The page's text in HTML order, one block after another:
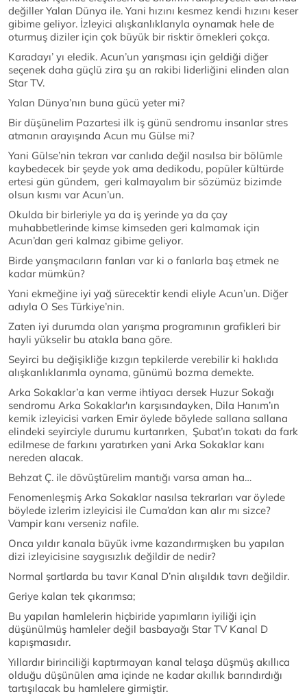
değiller Yalan Dünya ile. Yani hızını kesmez kendi hızını keser
gibime geliyor. İzleyici alışkanlıklarıyla oynamak hele de
oturmuş diziler için çok büyük bir risktir örnekleri çokça.
Karadayı’ yı eledik. Acun’un yarışması için geldiği diğer
seçenek daha güçlü zira şu an rakibi liderliğini elinden alan
Star TV.
Yalan Dünya’nın buna gücü yeter mi?
Bir düşünelim Pazartesi ilk iş günü sendromu insanlar stres
atmanın arayışında Acun mu Gülse mi?
Yani Gülse’nin tekrarı var canlıda değil nasılsa bir bölümle
kaybedecek bir şeyde yok ama dedikodu, popüler kültürde
ertesi gün gündem, geri kalmayalım bir sözümüz bizimde
olsun kısmı var Acun’un.
Okulda bir birleriyle ya da iş yerinde ya da çay
muhabbetlerinde kimse kimseden geri kalmamak için
Acun’dan geri kalmaz gibime geliyor.
Birde yarışmacıların fanları var ki o fanlarla baş etmek ne
kadar mümkün?
Yani ekmeğine iyi yağ sürecektir kendi eliyle Acun’un. Diğer
adıyla O Ses Türkiye’nin.
Zaten iyi durumda olan yarışma programının grafikleri bir
hayli yükselir bu atakla bana göre.
Seyirci bu değişikliğe kızgın tepkilerde verebilir ki haklıda
alışkanlıklarımla oynama, günümü bozma demekte.
Arka Sokaklar’a kan verme ihtiyacı dersek Huzur Sokağı
sendromu Arka Sokaklar'ın karşısındayken, Dila Hanım’ın
kemik izleyicisi varken Emir öylede böylede sallana sallana
elindeki seyirciyle durumu kurtarırken, Şubat’ın tokatı da fark
edilmese de farkını yaratırken yani Arka Sokaklar kanı
nereden alacak.
Behzat Ç. ile dövüştürelim mantığı varsa aman ha…
Fenomenleşmiş Arka Sokaklar nasılsa tekrarları var öylede
böylede izlerim izleyicisi ile Cuma’dan kan alır mı sizce?
Vampir kanı verseniz nafile.
Onca yıldır kanala büyük ivme kazandırmışken bu yapılan
dizi izleyicisine saygısızlık değildir de nedir?
Normal şartlarda bu tavır Kanal D’nin alışıldık tavrı değildir.
Geriye kalan tek çıkarımsa;
Bu yapılan hamlelerin hiçbiride yapımların iyiliği için
düşünülmüş hamleler değil basbayağı Star TV Kanal D
kapışmasıdır.
Yıllardır birinciliği kaptırmayan kanal telaşa düşmüş akıllıca
olduğu düşünülen ama içinde ne kadar akıllık barındırdığı
tartışılacak bu hamlelere girmiştir.